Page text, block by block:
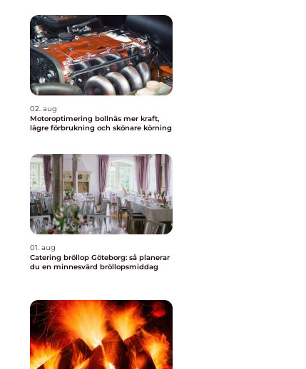
02. aug
Motoroptimering bollnäs mer kraft,
lägre förbrukning och skönare körning
01. aug
Catering bröllop Göteborg: så planerar
du en minnesvärd bröllopsmiddag